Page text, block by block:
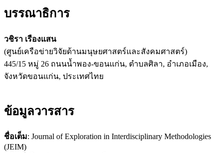
บรรณาธิการ
วชิรา เรืองแสน
(ศูนย์เครือข่ายวิจัยด้านมนุษยศาสตร์และสังคมศาสตร์)
445/15 หมู่ 26 ถนนน้ำพอง-ขอนแก่น, ตำบลศิลา, อำเภอเมือง,
จังหวัดขอนแก่น, ประเทศไทย
ข้อมูลวารสาร
ชื่อเต็ม: Journal of Exploration in Interdisciplinary Methodologies
(JEIM)